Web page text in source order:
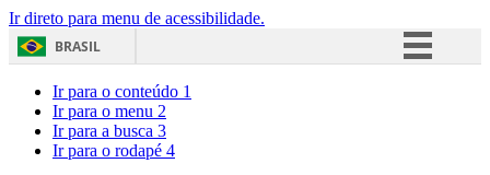
Ir direto para menu de acessibilidade.
BRASIL
Ir para o conteúdo 1
Ir para o menu 2
Ir para a busca 3
Ir para o rodapé 4